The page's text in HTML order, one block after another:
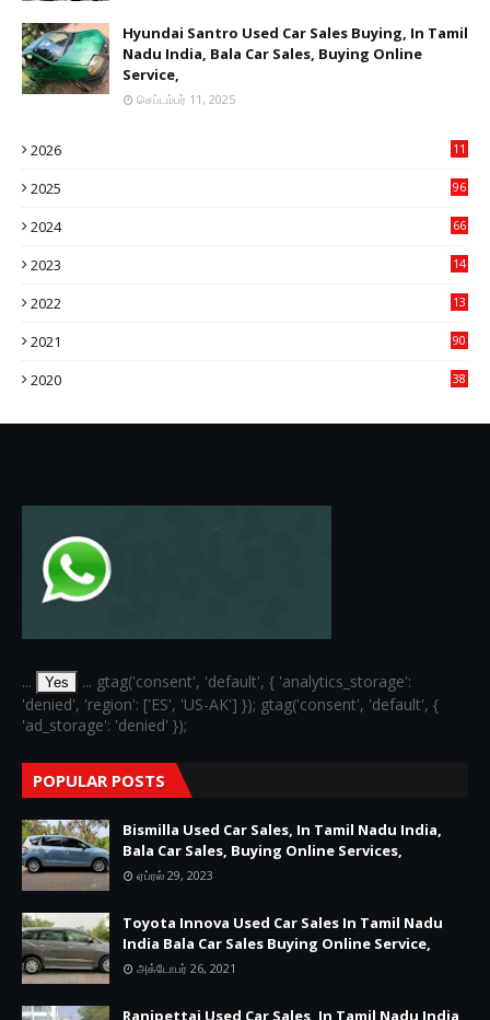
Hyundai Santro Used Car Sales Buying, In Tamil
Nadu India, Bala Car Sales, Buying Online
Service,
செப்டம்பர் 11, 2025
2026
11
2025
96
2024
66
2023
14
2022
13
2021
90
2020
38
... Yes
... gtag('consent', 'default', { 'analytics_storage':
'denied', 'region': ['ES', 'US-AK'] }); gtag('consent', 'default', {
'ad_storage': 'denied' });
POPULAR POSTS
Bismilla Used Car Sales, In Tamil Nadu India,
Bala Car Sales, Buying Online Services,
ஏப்ரல் 29, 2023
Toyota Innova Used Car Sales In Tamil Nadu
India Bala Car Sales Buying Online Service,
அக்டோபர் 26, 2021
Ranipettai Used Car Sales, In Tamil Nadu India,